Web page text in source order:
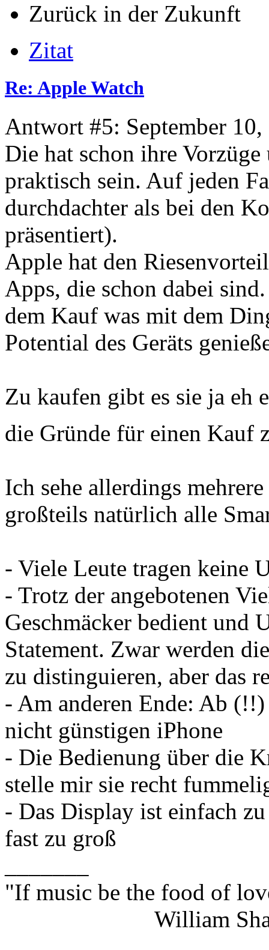
Zurück in der Zukunft
Zitat
Re: Apple Watch
Antwort #5: September
Die hat schon ihre
praktisch sein. Auf jeden
durchdachter als bei den
präsentiert).
Apple hat den
Apps, die schon dabei
dem Kauf was mit dem
Potential des Geräts
Zu kaufen gibt es sie ja eh
die Gründe für einen Kauf
Ich sehe allerdings
großteils natürlich alle
- Viele Leute tragen keine
- Trotz der angebotenen
Geschmäcker bedient und
Statement. Zwar werden
zu distinguieren, aber das
- Am anderen Ende: Ab
nicht günstigen iPhone
- Die Bedienung über die
stelle mir sie recht
- Das Display ist einfach
fast zu groß
"If music be the food of
William